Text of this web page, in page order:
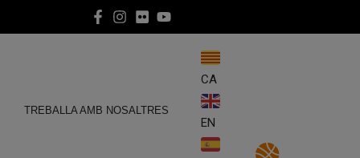
TREBALLA AMB NOSALTRES
CA
EN